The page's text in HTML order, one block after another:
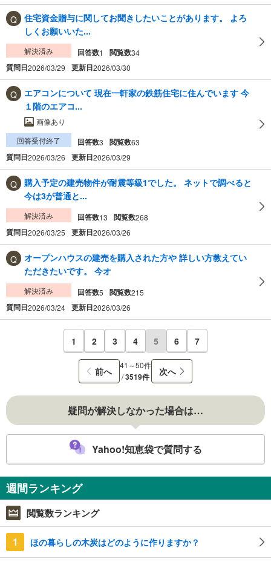
住宅資金贈与に関してお聞きしたいことがあります。 よろ
しくお願いいた...
解決済み 回答数1 閲覧数34
質問日2026/03/29 更新日2026/03/30
エアコンについて 現在一軒家の鉄筋住宅に住んでいます 今
１階のエアコ...
画像あり
回答受付終了
回答数3 閲覧数63
質問日2026/03/26 更新日2026/03/29
購入予定の建売物件が耐震等級1でした。 ネットで調べると
今は3が普通と...
解決済み 回答数13 閲覧数268
質問日2026/03/25 更新日2026/03/26
オープンハウスの建売を購入された方や 詳しい方教えてい
ただきたいです。 今オ
解決済み 回答数5 閲覧数215
質問日2026/03/24 更新日2026/03/26
1 2 3 4 5 6 7
前へ
41～50件
/3519件 次へ
疑問が解決しなかった場合は…
Yahoo!知恵袋で質問する
週間ランキング
閲覧数ランキング
1 ほの暮らしの木炭はどのように作りますか？